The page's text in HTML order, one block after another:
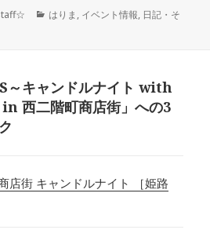
e c
et
e
a
カ
はりま , イベント情報, 日記・そ
～キャンドルナイト with
西二階町商店街」への3
店街 キャンドルナイト ［姫路